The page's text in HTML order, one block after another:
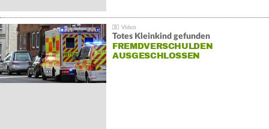
Totes Kleinkind gefunden
FREMDVERSCHULDEN
AUSGESCHLOSSEN